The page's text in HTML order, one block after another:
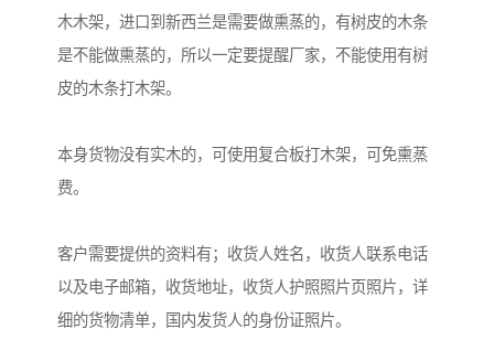
木木架，进口到新西兰是需要做熏蒸的，有树皮的木条
是不能做熏蒸的，所以一定要提醒厂家，不能使用有树
皮的木条打木架。
本身货物没有实木的，可使用复合板打木架，可免熏蒸
费。
客户需要提供的资料有；收货人姓名，收货人联系电话
以及电子邮箱，收货地址，收货人护照照片页照片，详
细的货物清单，国内发货人的身份证照片。